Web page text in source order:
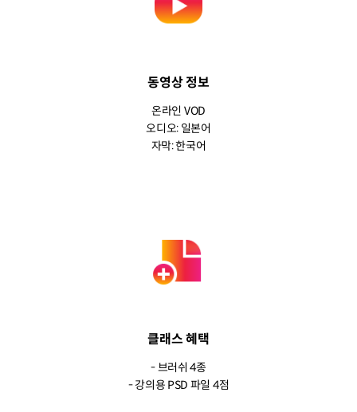
동영상 정보
온라인 VOD
오디오: 일본어
자막: 한국어
클래스 혜택
- 브러쉬 4종
- 강의용 PSD 파일 4점